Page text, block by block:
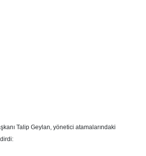
Talip Geylan, yönetici atamalarındaki